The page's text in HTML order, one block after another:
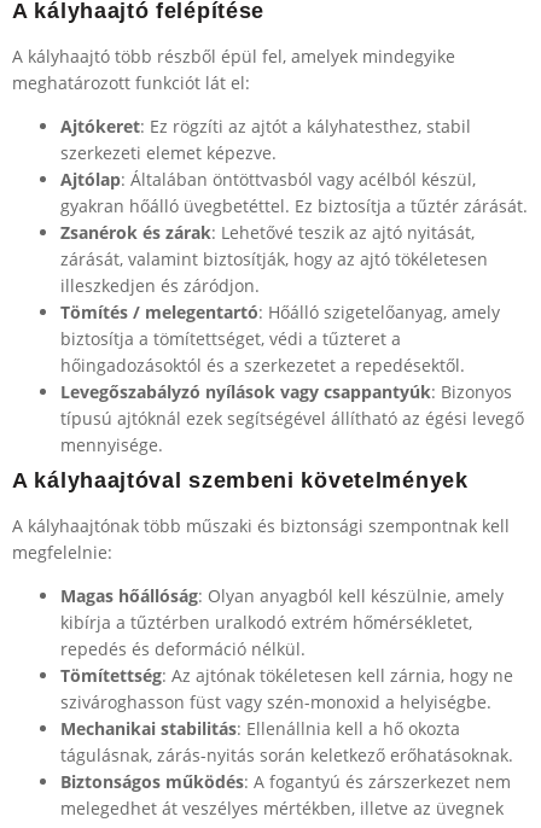
A kályhaajtó felépítése
A kályhaajtó több részből épül fel, amelyek mindegyike
meghatározott funkciót lát el:
Ajtókeret: Ez rögzíti az ajtót a kályhatesthez, stabil
szerkezeti elemet képezve.
Ajtólap: Általában öntöttvasból vagy acélból készül,
gyakran hőálló üvegbetéttel. Ez biztosítja a tűztér zárását.
Zsanérok és zárak: Lehetővé teszik az ajtó nyitását,
zárását, valamint biztosítják, hogy az ajtó tökéletesen
illeszkedjen és záródjon.
Tömítés / melegentartó: Hőálló szigetelőanyag, amely
biztosítja a tömítettséget, védi a tűzteret a
hőingadozásoktól és a szerkezetet a repedésektől.
Levegőszabályzó nyílások vagy csappantyúk: Bizonyos
típusú ajtóknál ezek segítségével állítható az égési levegő
mennyisége.
A kályhaajtóval szembeni követelmények
A kályhaajtónak több műszaki és biztonsági szempontnak kell
megfelelnie:
Magas hőállóság: Olyan anyagból kell készülnie, amely
kibírja a tűztérben uralkodó extrém hőmérsékletet,
repedés és deformáció nélkül.
Tömítettség: Az ajtónak tökéletesen kell zárnia, hogy ne
szivároghasson füst vagy szén-monoxid a helyiségbe.
Mechanikai stabilitás: Ellenállnia kell a hő okozta
tágulásnak, zárás-nyitás során keletkező erőhatásoknak.
Biztonságos működés: A fogantyú és zárszerkezet nem
melegedhet át veszélyes mértékben, illetve az üvegnek